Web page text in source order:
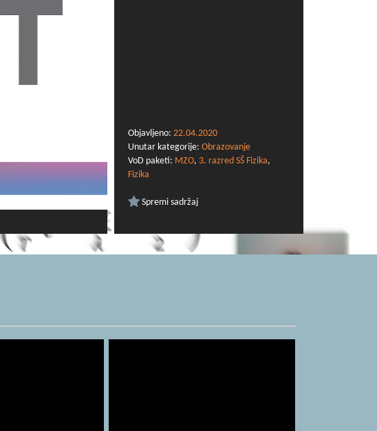
Objavljeno: 22.04.2020
Unutar kategorije: Obrazovanje
VoD paketi: MZO, 3. razred SŠ Fizika,
Fizika
Spremi sadržaj